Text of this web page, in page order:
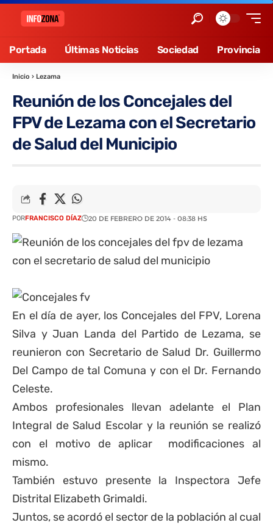
Portada Últimas Noticias Sociedad Provincia
Inicio › Lezama
Reunión de los Concejales del
FPV de Lezama con el Secretario
de Salud del Municipio
PORFRANCISCO DÍAZ 20 DE FEBRERO DE 2014 - 08:38 HS
En el día de ayer, los Concejales del FPV, Lorena
Silva y Juan Landa del Partido de Lezama, se
reunieron con Secretario de Salud Dr. Guillermo
Del Campo de tal Comuna y con el Dr. Fernando
Celeste.
Ambos profesionales llevan adelante el Plan
Integral de Salud Escolar y la reunión se realizó
con el motivo de aplicar modificaciones al
mismo.
También estuvo presente la Inspectora Jefe
Distrital Elizabeth Grimaldi.
Juntos, se acordó el sector de la población al cual